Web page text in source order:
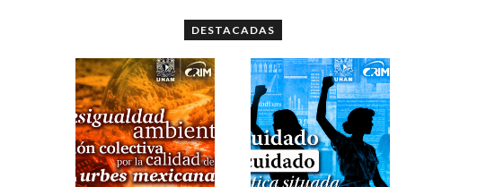
DESTACADAS